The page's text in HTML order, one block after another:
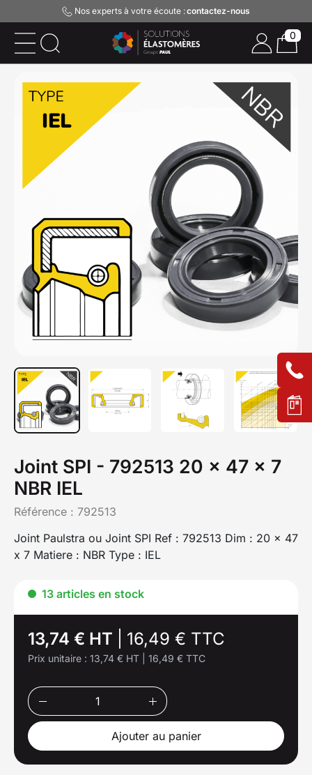
Nos experts à votre écoute :contactez-nous
Joint SPI - 792513 20 x 47 x 7
NBR IEL
Référence : 792513
Joint Paulstra ou Joint SPI Ref : 792513 Dim : 20 x 47
x 7 Matiere : NBR Type : IEL
13 articles en stock
13,74 € HT 16,49 € TTC
Prix unitaire : 13,74 € HT 16,49 € TTC
Ajouter au panier
0